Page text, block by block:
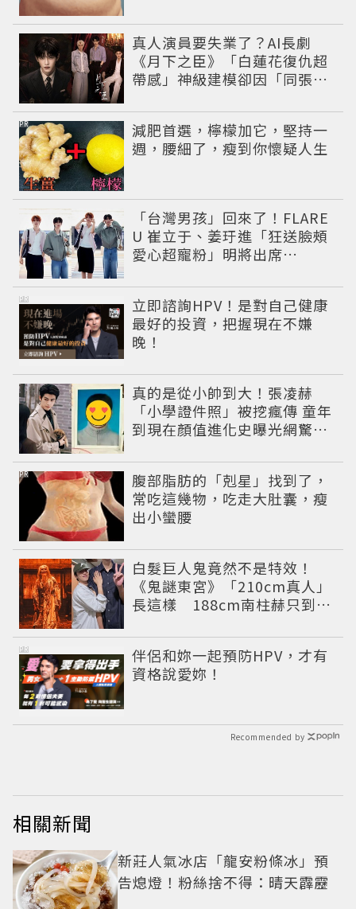
真人演員要失業了？AI長劇
《月下之臣》「白蓮花復仇超
帶感」神級建模卻因「同張
減肥首選，檸檬加它，堅持一
週，腰細了，瘦到你懷疑人生
PR
「台灣男孩」回來了！FLARE
U 崔立于、姜玗進「狂送臉頰
愛心超寵粉」明將出席
立即諮詢HPV！是對自己健康
最好的投資，把握現在不嫌
晚！
PR
真的是從小帥到大！張凌赫
「小學證件照」被挖瘋傳 童年
到現在顏值進化史曝光網驚：
腹部脂肪的「剋星」找到了，
常吃這幾物，吃走大肚囊，瘦
出小蠻腰
PR
白髮巨人鬼竟然不是特效！
《鬼謎東宮》「210cm真人」
長這樣 188cm南柱赫只到他
伴侶和妳一起預防HPV，才有
資格說愛妳！
PR
Recommended by
相關新聞
新莊人氣冰店「龍安粉條冰」預
告熄燈！粉絲捨不得：晴天霹靂